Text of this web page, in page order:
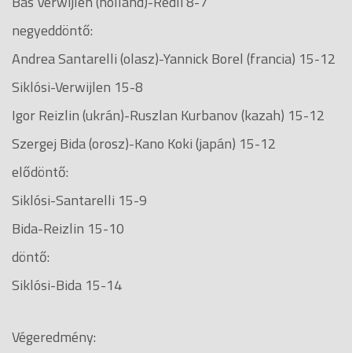
negyeddöntő:
Andrea Santarelli (olasz)-Yannick Borel (francia) 15-12
Siklósi-Verwijlen 15-8
Igor Reizlin (ukrán)-Ruszlan Kurbanov (kazah) 15-12
Szergej Bida (orosz)-Kano Koki (japán) 15-12
elődöntő:
Siklósi-Santarelli 15-9
Bida-Reizlin 15-10
döntő:
Siklósi-Bida 15-14
Végeredmény: